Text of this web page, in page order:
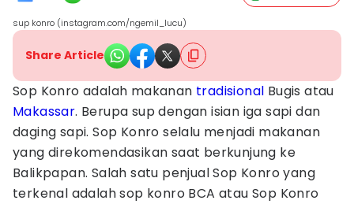
sup konro (instagram.com/ngemil_lucu)
Share Article
Sop Konro adalah makanan tradisional Bugis atau
Makassar. Berupa sup dengan isian iga sapi dan
daging sapi. Sop Konro selalu menjadi makanan
yang direkomendasikan saat berkunjung ke
Balikpapan. Salah satu penjual Sop Konro yang
terkenal adalah sop konro BCA atau Sop Konro